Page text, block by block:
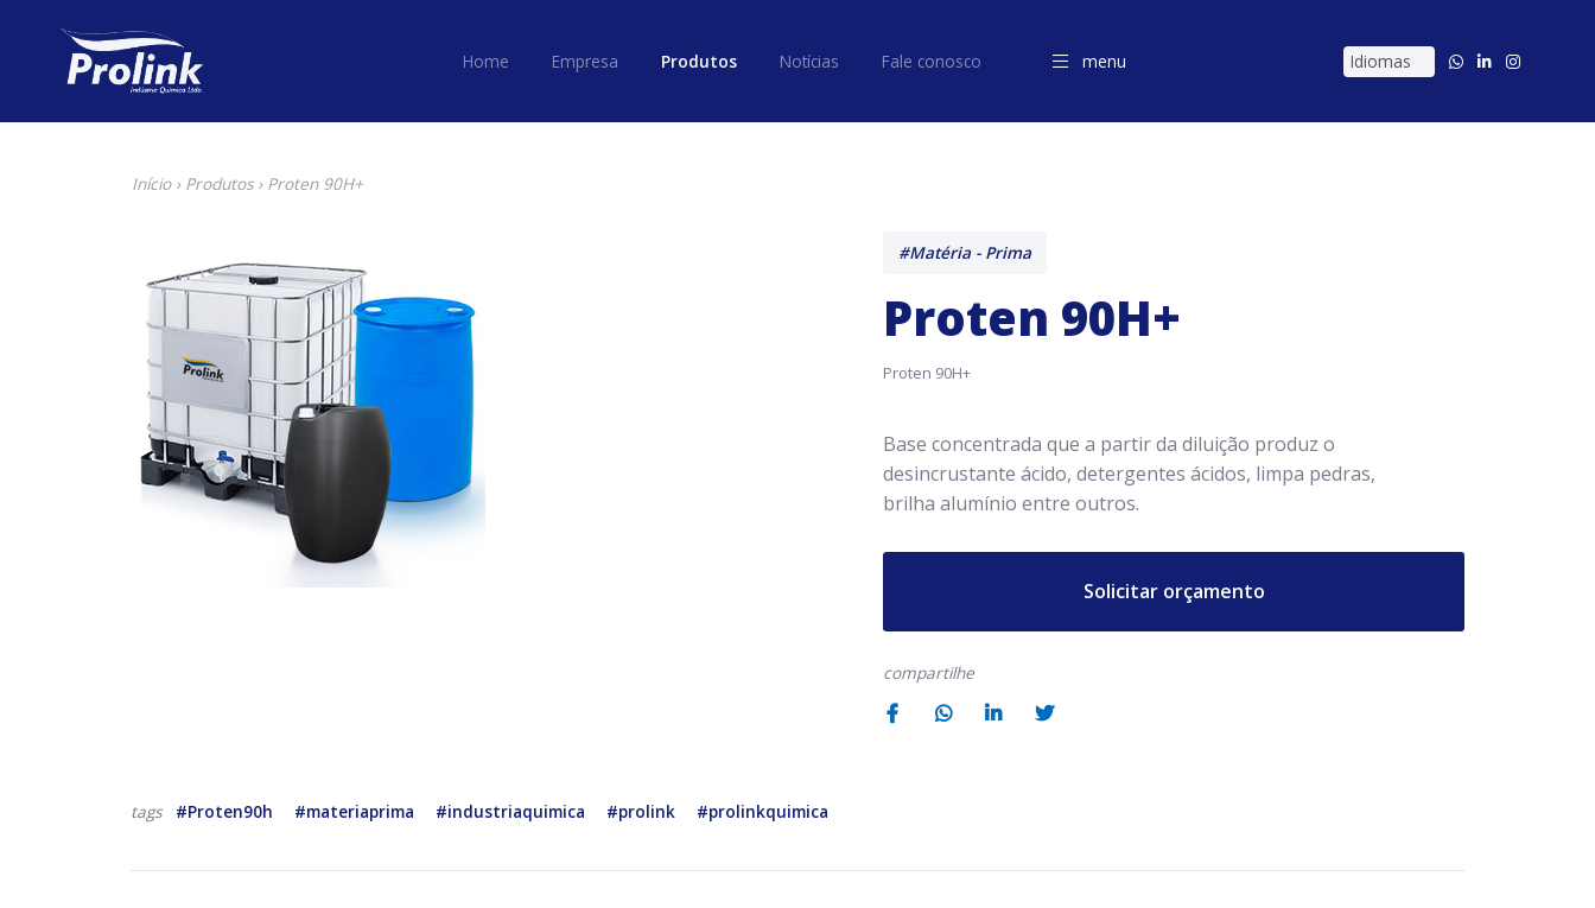
Home Empresa Produtos Notícias Fale conosco menu
Início› Produtos› Proten 90H+
#Matéria - Prima
Proten 90H+
Proten 90H+
Base concentrada que a partir da diluição produz o
desincrustante ácido, detergentes ácidos, limpa pedras,
brilha alumínio entre outros.
Solicitar orçamento
compartilhe
tags #Proten90h #materiaprima #industriaquimica #prolink #prolinkquimica